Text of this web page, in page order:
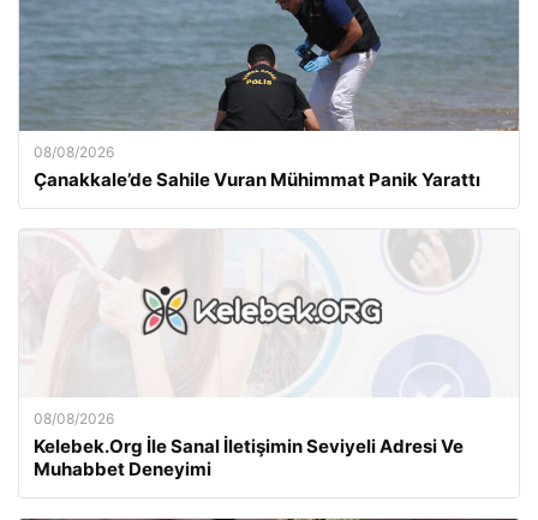
08/08/2026
Çanakkale’de Sahile Vuran Mühimmat Panik Yarattı
08/08/2026
Kelebek.Org İle Sanal İletişimin Seviyeli Adresi Ve
Muhabbet Deneyimi